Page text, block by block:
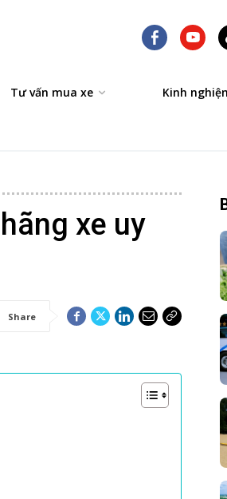
Tư vấn mua xe Kinh
xe uy
Share